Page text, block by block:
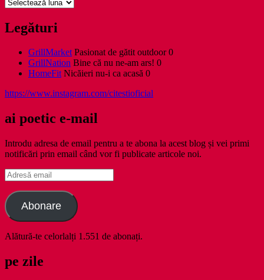
Legături
GrillMarketPasionat de gătit outdoor 0
GrillNation Bine că nu ne-am ars! 0
HomeFitNicăieri nu-i ca acasă 0
https://www.instagram.com/citestioficial
ai poetic e-mail
Introdu adresa de email pentru a te abona la acest blog și vei primi
notificări prin email când vor fi publicate articole noi.
Adresă
email
Abonare
Alătură-te celorlalți 1.551 de abonați.
pe zile